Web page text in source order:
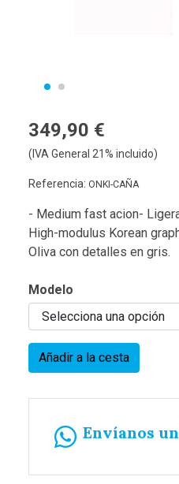
349,90 €
(IVA General 21% incluido)
Referencia: ONKI-CAÑA
- Medium fast acion-
High-modulus Korean
Oliva con detalles en gris.
Modelo
Añadir a la cesta
Envíanos